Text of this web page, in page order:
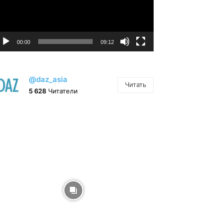
00:00 09:12
@daz_asia
5 628 Читатели
Читать